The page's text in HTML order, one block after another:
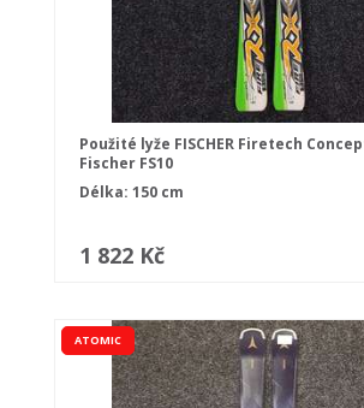
Použité lyže FISCHER Firetech
Fischer FS10
Délka: 150 cm
1 822 Kč
ATOMIC